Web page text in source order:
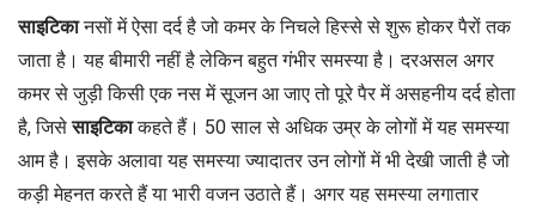
साइटिकानसों में ऐसा दर्द है जो कमर के निचले हिस्से से शुरू होकर पैरों तक
जाता है। यह बीमारी नहीं है लेकिन बहुत गंभीर समस्या है। दरअसल अगर
कमर से जुड़ी किसी एक नस में सूजन आ जाए तो पूरे पैर में असहनीय दर्द होता
है, जिसेसाइटिकाकहते हैं। 50 साल से अधिक उम्र के लोगों में यह समस्या
आम है। इसके अलावा यह समस्या ज्यादातर उन लोगों में भी देखी जाती है जो
कड़ी मेहनत करते हैं या भारी वजन उठाते हैं। अगर यह समस्या लगातार